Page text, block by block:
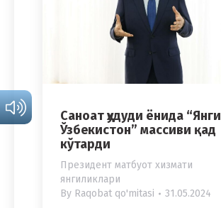
Саноат ҳудуди ёнида “Янги
Ўзбекистон” массиви қад
кўтарди
Президент матбуот хизмати
янгиликлари
By Raqobat qo'mitasi 31.05.2024